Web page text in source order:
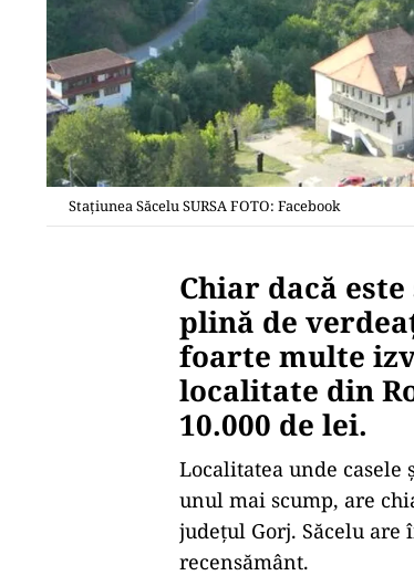
Stațiunea Săcelu SURSA FOTO: Facebook
Chiar dacă
plină de
foarte multe
localitate din
10.000 de lei.
Localitatea unde
unul mai scump, are
județul Gorj. Săcelu
recensământ.